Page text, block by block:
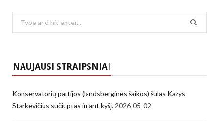
NAUJAUSI STRAIPSNIAI
Konservatorių partijos (landsberginės šaikos) šulas Kazys
Starkevičius sučiuptas imant kyšį. 2026-05-02